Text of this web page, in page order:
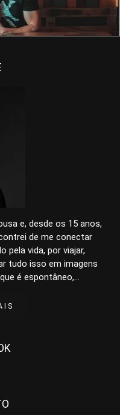
e, desde os 15 anos,
de me conectar
pela vida, por viajar,
tudo isso em imagens
é espontâneo,...